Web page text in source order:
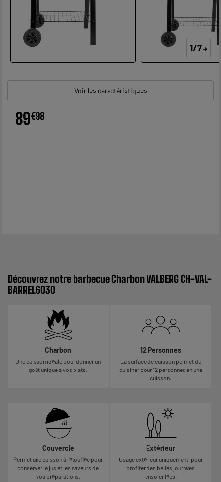
1/7
Voir les caractéristiques
89€98
Découvrez notre barbecue Charbon VALBERG CH-VAL-
BARREL6030
Charbon
Une cuisson idéale pour donner un
goût unique à vos plats.
12 Personnes
La surface de cuisson permet de
cuisiner pour 12 personnes en une
cuisson.
Couvercle
Permet une cuisson à l’étouffée pour
conserver le jus et les saveurs de
vos préparations.
Extérieur
Usage extérieur uniquement, pour
profiter des belles journées
ensoleillées.